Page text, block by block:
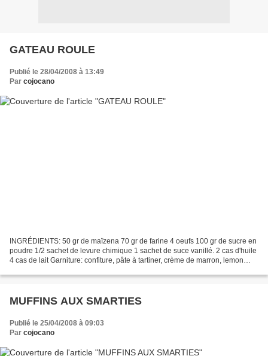
GATEAU ROULE
Publié le 28/04/2008 à 13:49
Par cojocano
INGRÉDIENTS: 50 gr de maïzena 70 gr de farine 4 oeufs 100 gr de sucre en
poudre 1/2 sachet de levure chimique 1 sachet de suce vanillé. 2 cas d'huile
4 cas de lait Garniture: confiture, pâte à tartiner, crème de marron, lemon
MUFFINS AUX SMARTIES
Publié le 25/04/2008 à 09:03
Par cojocano